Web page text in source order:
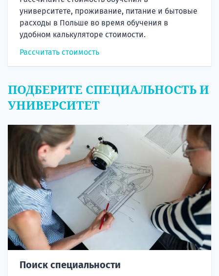
университете, проживание, питание и бытовые
расходы в Польше во время обучения в
удобном калькуляторе стоимости.
Рассчитать стоимость
ПОДБЕРИТЕ СПЕЦИАЛЬНОСТЬ И
УНИВЕРСИТЕТ
Поиск специальности